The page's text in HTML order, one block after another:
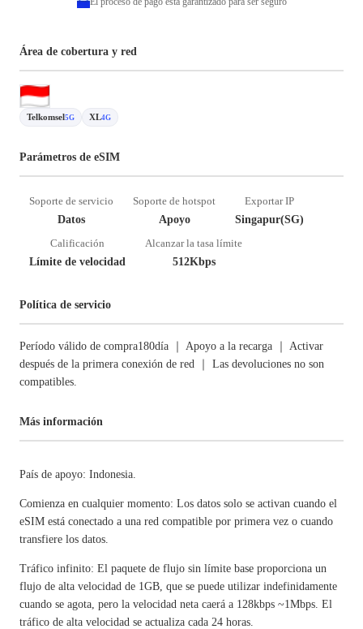
Área de cobertura y red
Telkomsel5G XL4G
Parámetros de eSIM
Soporte de servicio
Datos
Soporte de hotspot
Apoyo
Exportar IP
Singapur(SG)
Calificación
Límite de velocidad
Alcanzar la tasa límite
512Kbps
Política de servicio
Período válido de compra180día ｜ Apoyo a la recarga ｜ Activar
después de la primera conexión de red ｜ Las devoluciones no son
compatibles.
Más información
País de apoyo: Indonesia.
Comienza en cualquier momento: Los datos solo se activan cuando el
eSIM está conectado a una red compatible por primera vez o cuando
transfiere los datos.
Tráfico infinito: El paquete de flujo sin límite base proporciona un
flujo de alta velocidad de 1GB, que se puede utilizar indefinidamente
cuando se agota, pero la velocidad neta caerá a 128kbps ~1Mbps. El
tráfico de alta velocidad se actualiza cada 24 horas.